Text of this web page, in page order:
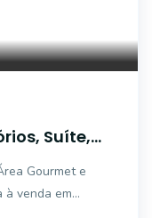
Suíte,
Gourmet e